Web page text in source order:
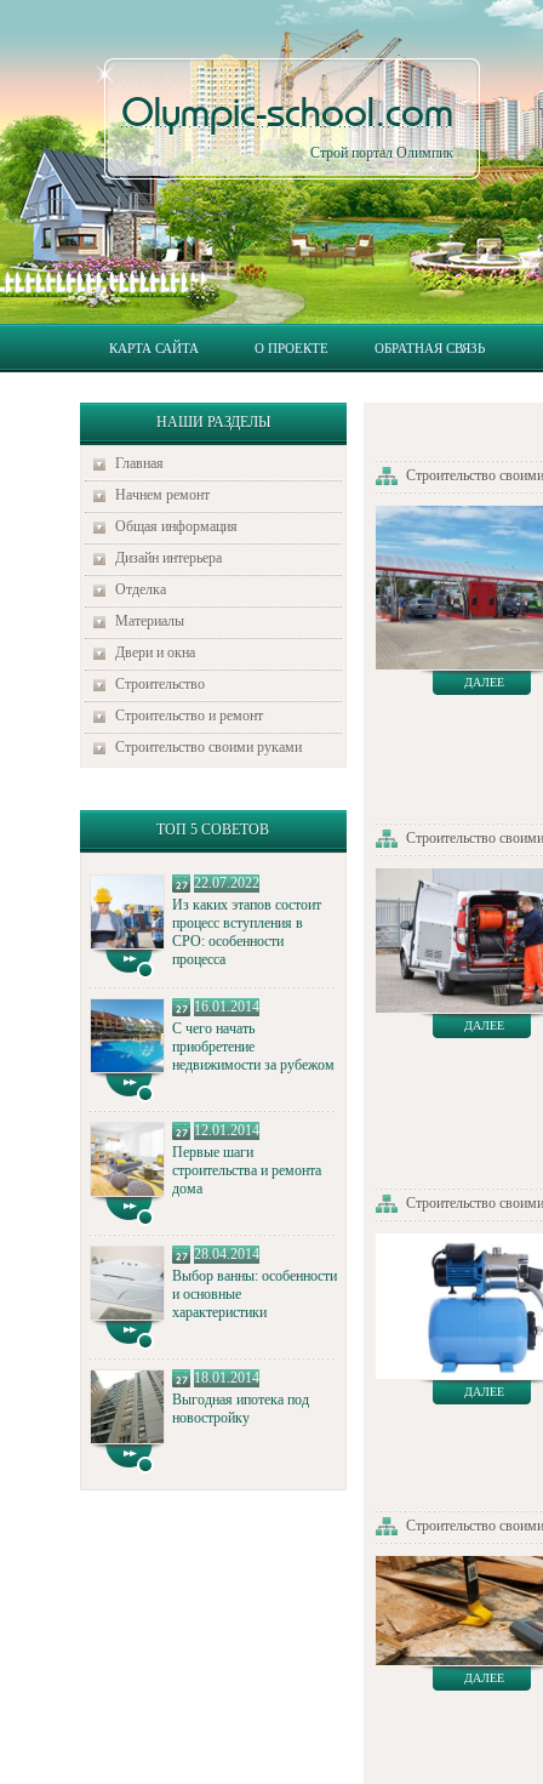
Olympic-school.com
Строй портал Олимпик
КАРТА САЙТА О ПРОЕКТЕ ОБРАТНАЯ СВЯЗЬ
НАШИ РАЗДЕЛЫ
Главная
Начнем ремонт
Общая информация
Дизайн интерьера
Отделка
Материалы
Двери и окна
Строительство
Строительство и ремонт
Строительство своими руками
ТОП 5 СОВЕТОВ
22.07.2022
Из каких этапов состоит
процесс вступления в
СРО: особенности
процесса
16.01.2014
С чего начать
приобретение
недвижимости за рубежом
12.01.2014
Первые шаги
строительства и ремонта
дома
28.04.2014
Выбор ванны: особенности
и основные
характеристики
18.01.2014
Выгодная ипотека под
новостройку
Строительство
ДАЛЕЕ
Строительство
ДАЛЕЕ
Строительство
ДАЛЕЕ
Строительство
ДАЛЕЕ